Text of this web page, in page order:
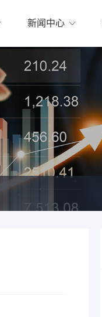
新闻中心